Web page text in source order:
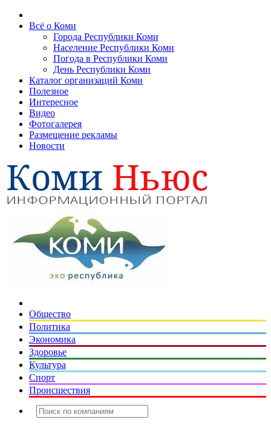
Всё о Коми
Города Республики Коми
Население Республики Коми
Погода в Республики Коми
День Республики Коми
Каталог организаций Коми
Полезное
Интересное
Видео
Фотогалерея
Размещение рекламы
Новости
Общество
Политика
Экономика
Здоровье
Культура
Спорт
Происшествия